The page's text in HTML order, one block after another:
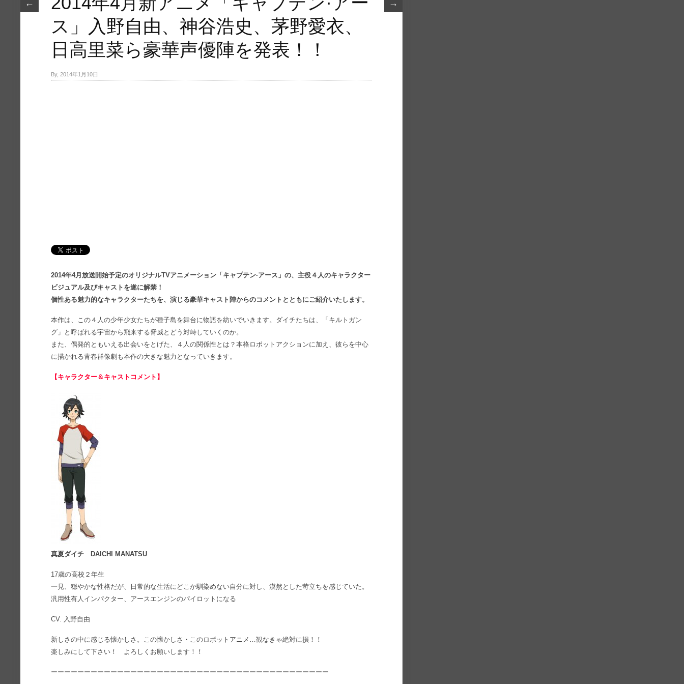
← →
ス」入野自由、神谷浩史、茅野愛衣、
日高里菜ら豪華声優陣を発表！！
By, 2014年1月10日
2014年4月放送開始予定のオリジナルTVアニメーション「キャプテン·アース」の、主役４人のキャラクター
ビジュアル及びキャストを遂に解禁！
個性ある魅力的なキャラクターたちを、演じる豪華キャスト陣からのコメントとともにご紹介いたします。
本作は、この４人の少年少女たちが種子島を舞台に物語を紡いでいきます。ダイチたちは、「キルトガン
グ」と呼ばれる宇宙から飛来する脅威とどう対峙していくのか。
また、偶発的ともいえる出会いをとげた、４人の関係性とは？本格ロボットアクションに加え、彼らを中心
に描かれる青春群像劇も本作の大きな魅力となっていきます。
【キャラクター＆キャストコメント】
真夏ダイチ DAICHI MANATSU
17歳の高校２年生
一見、穏やかな性格だが、日常的な生活にどこか馴染めない自分に対し、漠然とした苛立ちを感じていた。
汎用性有人インパクター、アースエンジンのパイロットになる
CV. 入野自由
新しさの中に感じる懐かしさ。この懐かしさ・このロボットアニメ…観なきゃ絶対に損！！
楽しみにして下さい！ よろしくお願いします！！
ーーーーーーーーーーーーーーーーーーーーーーーーーーーーーーーーーーーーーーーーーー